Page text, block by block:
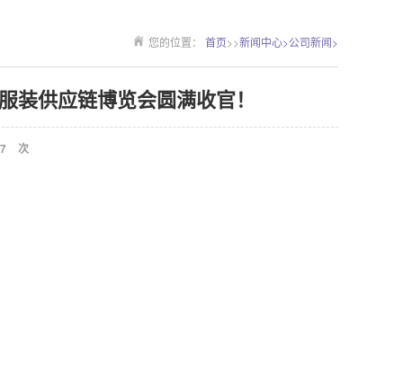
您的位置： 首页>>新闻中心>公司新闻>
供应链博览会圆满收官！
次